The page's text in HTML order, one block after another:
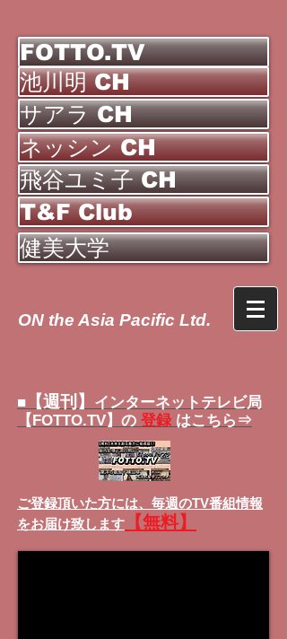
FOTTO.TV
池川明 CH
サアラ CH
ネッシン CH
飛谷ユミ子 CH
T&F Club
健美大学
ON the Asia Pacific Ltd.
■ 【週刊】
インターネットテレビ局
【FOTTO.TV】の 登録 はこちら⇒
ご登録頂いた方には、 毎週のTV番組情報
をお届け致します
【無料】